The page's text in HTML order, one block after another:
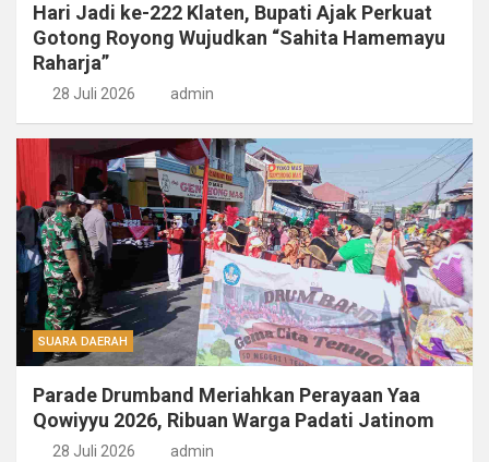
Hari Jadi ke-222 Klaten, Bupati Ajak Perkuat
Gotong Royong Wujudkan “Sahita Hamemayu
Raharja”
28 Juli 2026 admin
SUARA DAERAH
Parade Drumband Meriahkan Perayaan Yaa
Qowiyyu 2026, Ribuan Warga Padati Jatinom
28 Juli 2026 admin